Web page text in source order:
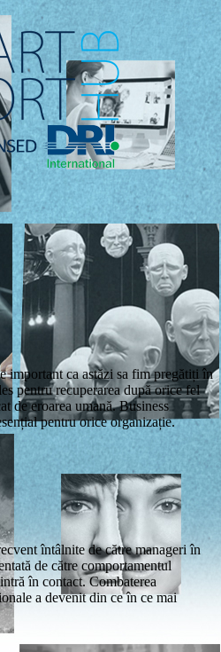
important ca astăzi sa fim pregătiți în
pentru recuperarea după orice fel
de eroarea umană. Business
pentru orice organizație.
întâlnite de către manageri în
de către comportamentul
în contact. Combaterea
a devenit din ce în ce mai